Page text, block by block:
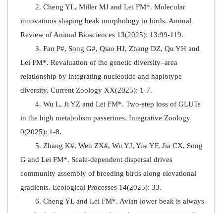
Cheng YL, Miller MJ and Lei FM*. Molecular
innovations shaping beak morphology in birds. Annual
Review of Animal Biosciences 13(2025): 13:99-119.
Fan P#, Song G#, Qiao HJ, Zhang DZ, Qu YH and
Lei FM*. Revaluation of the genetic diversity–area
relationship by integrating nucleotide and haplotype
diversity. Current Zoology XX(2025): 1-7.
Wu L, Ji YZ and Lei FM*. Two-step loss of GLUTs
in the high metabolism passerines. Integrative Zoology
0(2025): 1-8.
Zhang K#, Wen ZX#, Wu YJ, Yue YF, Jia CX, Song
G and Lei FM*. Scale-dependent dispersal drives
community assembly of breeding birds along elevational
gradients. Ecological Processes 14(2025): 33.
Cheng YL and Lei FM*. Avian lower beak is always